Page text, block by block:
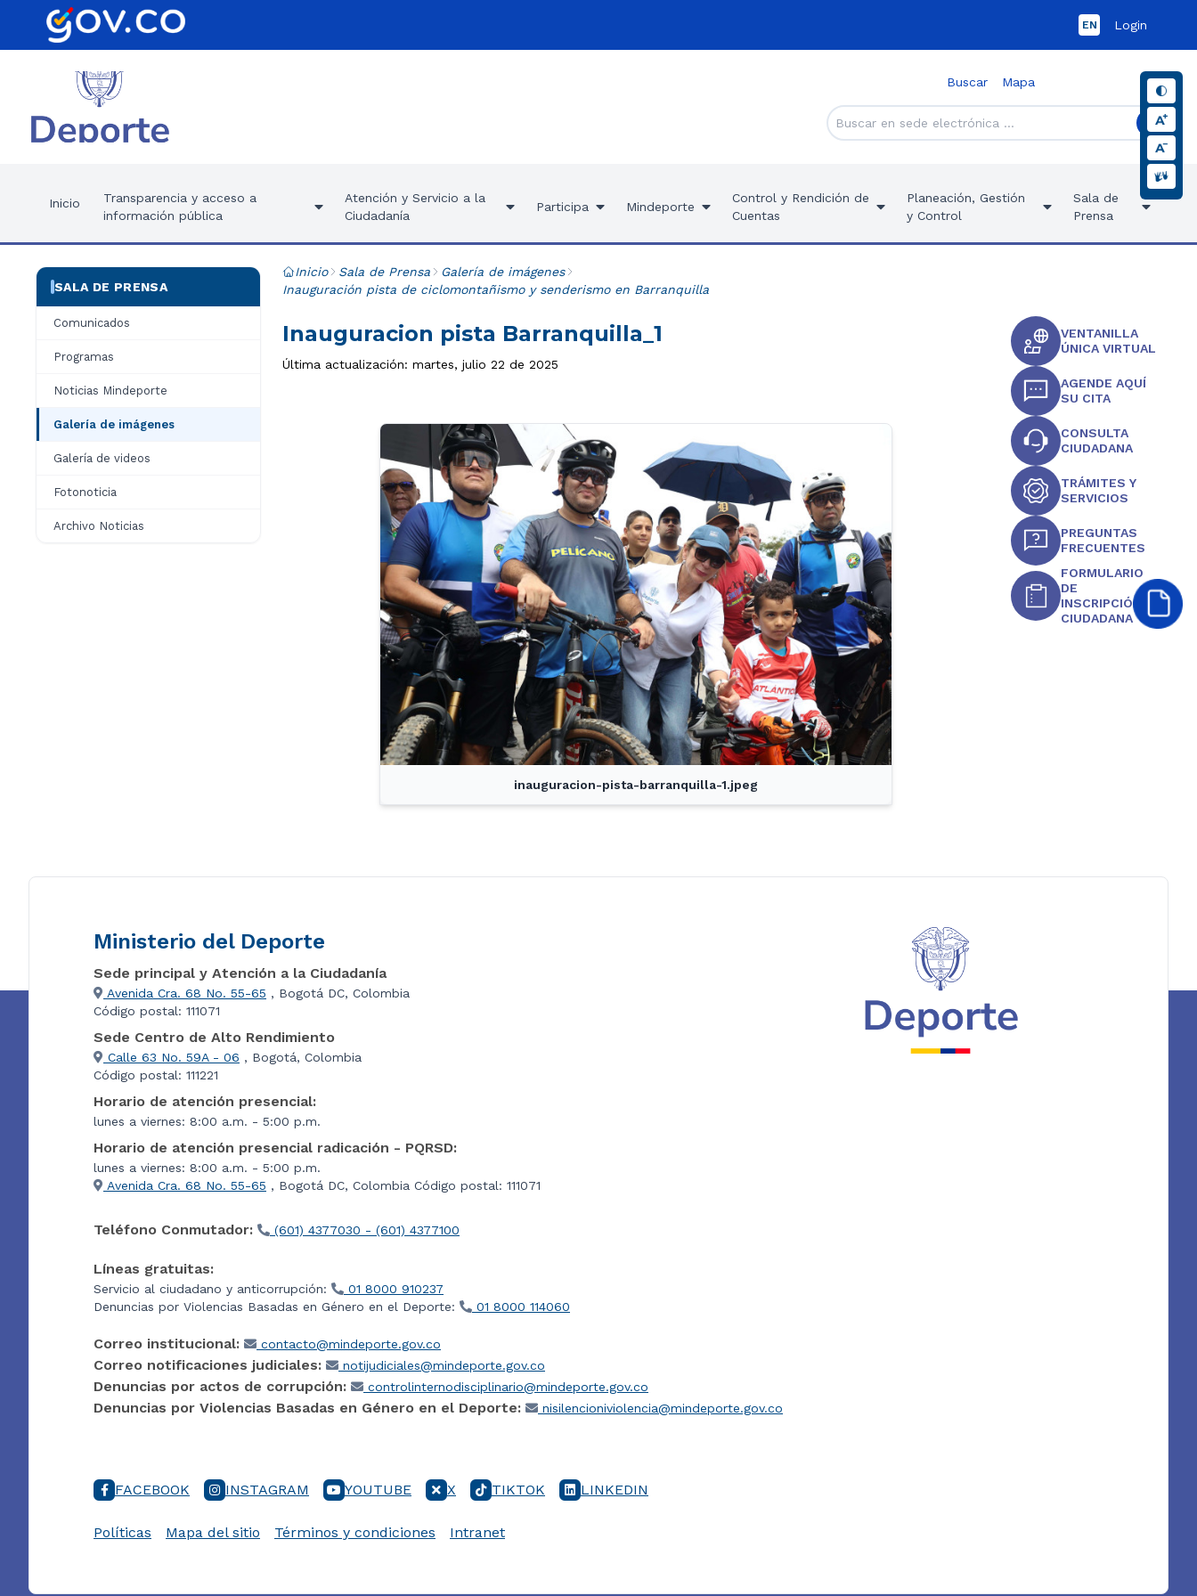
EN Login
Buscar Mapa
Inicio
Transparencia y acceso a
información pública
Atención y Servicio a la
Ciudadanía
Participa Mindeporte
Control y Rendición de
Cuentas
Planeación, Gestión
y Control
Sala de
Prensa
SALA DE PRENSA
Comunicados
Programas
Noticias Mindeporte
Galería de imágenes
Galería de videos
Fotonoticia
Archivo Noticias
Inicio Sala de Prensa
Galería de imágenes
Inauguración pista de ciclomontañismo y senderismo en Barranquilla
Inauguracion pista Barranquilla_1
Última actualización: martes, julio 22 de 2025
inauguracion-pista-barranquilla-1.jpeg
VENTANILLA
ÚNICA VIRTUAL
AGENDE AQUÍ
SU CITA
CONSULTA
CIUDADANA
TRÁMITES Y
SERVICIOS
PREGUNTAS
FRECUENTES
FORMULARIO
DE
INSCRIPCIÓN
CIUDADANA
Ministerio del Deporte
Sede principal y Atención a la Ciudadanía
Avenida Cra. 68 No. 55-65 , Bogotá DC, Colombia
Código postal: 111071
Sede Centro de Alto Rendimiento
Calle 63 No. 59A - 06 , Bogotá, Colombia
Código postal: 111221
Horario de atención presencial:
lunes a viernes: 8:00 a.m. - 5:00 p.m.
Horario de atención presencial radicación - PQRSD:
lunes a viernes: 8:00 a.m. - 5:00 p.m.
Avenida Cra. 68 No. 55-65 , Bogotá DC, Colombia Código postal: 111071
Teléfono Conmutador: (601) 4377030 - (601) 4377100
Líneas gratuitas:
Servicio al ciudadano y anticorrupción:
01 8000 910237
Denuncias por Violencias Basadas en Género en el Deporte:
01 8000 114060
Correo institucional: contacto@mindeporte.gov.co
Correo notificaciones judiciales: notijudiciales@mindeporte.gov.co
Denuncias por actos de corrupción: controlinternodisciplinario@mindeporte.gov.co
Denuncias por Violencias Basadas en Género en el Deporte: nisilencioniviolencia@mindeporte.gov.co
FACEBOOK INSTAGRAM YOUTUBE X TIKTOK LINKEDIN
Políticas Mapa del sitio Términos y condiciones Intranet